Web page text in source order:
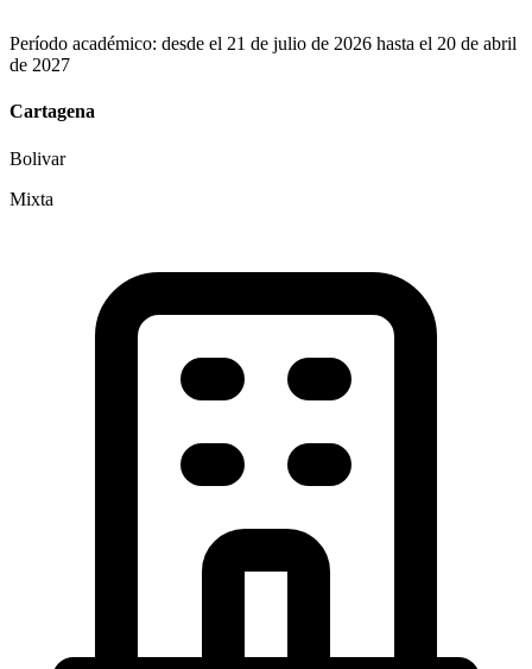
Período académico: desde el 21 de julio de 2026 hasta el 20 de abril
de 2027
Cartagena
Bolivar
Mixta